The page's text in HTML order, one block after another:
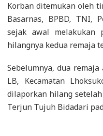
Korban ditemukan oleh
Basarnas, BPBD, TNI,
sejak awal melakukan
hilangnya kedua remaja
Sebelumnya, dua
LB, Kecamatan
dilaporkan hilang
Terjun Tujuh Bidadari